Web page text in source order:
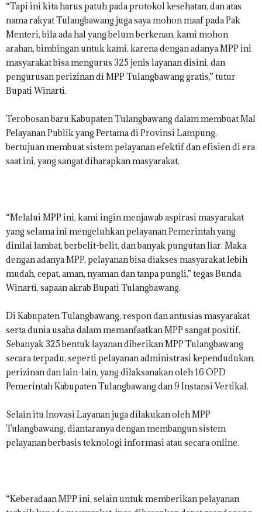
“Tapi ini kita harus patuh pada protokol kesehatan, dan atas
nama rakyat Tulangbawang juga saya mohon maaf pada Pak
Menteri, bila ada hal yang belum berkenan, kami mohon
arahan, bimbingan untuk kami, karena dengan adanya MPP ini
masyarakat bisa mengurus 325 jenis layanan disini, dan
pengurusan perizinan di MPP Tulangbawang gratis,” tutur
Bupati Winarti.
Terobosan baru Kabupaten Tulangbawang dalam membuat Mal
Pelayanan Publik yang Pertama di Provinsi Lampung,
bertujuan membuat sistem pelayanan efektif dan efisien di era
saat ini, yang sangat diharapkan masyarakat.
“Melalui MPP ini, kami ingin menjawab aspirasi masyarakat
yang selama ini mengeluhkan pelayanan Pemerintah yang
dinilai lambat, berbelit-belit, dan banyak pungutan liar. Maka
dengan adanya MPP, pelayanan bisa diakses masyarakat lebih
mudah, cepat, aman, nyaman dan tanpa pungli,” tegas Bunda
Winarti, sapaan akrab Bupati Tulangbawang.
Di Kabupaten Tulangbawang, respon dan antusias masyarakat
serta dunia usaha dalam memanfaatkan MPP sangat positif.
Sebanyak 325 bentuk layanan diberikan MPP Tulangbawang
secara terpadu, seperti pelayanan administrasi kependudukan,
perizinan dan lain-lain, yang dilaksanakan oleh 16 OPD
Pemerintah Kabupaten Tulangbawang dan 9 Instansi Vertikal.
Selain itu Inovasi Layanan juga dilakukan oleh MPP
Tulangbawang, diantaranya dengan membangun sistem
pelayanan berbasis teknologi informasi atau secara online.
“Keberadaan MPP ini, selain untuk memberikan pelayanan